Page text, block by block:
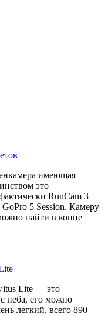
имеющая
это
RunCam 3
5 Session. Камеру
найти в конце
Lite — это
неба, его можно
легкий, всего 890